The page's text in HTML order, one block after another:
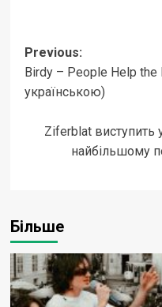
Post
navigation
Previous:
Birdy – People Help
українською)
Ziferblat виступить
найбільшому
Більше